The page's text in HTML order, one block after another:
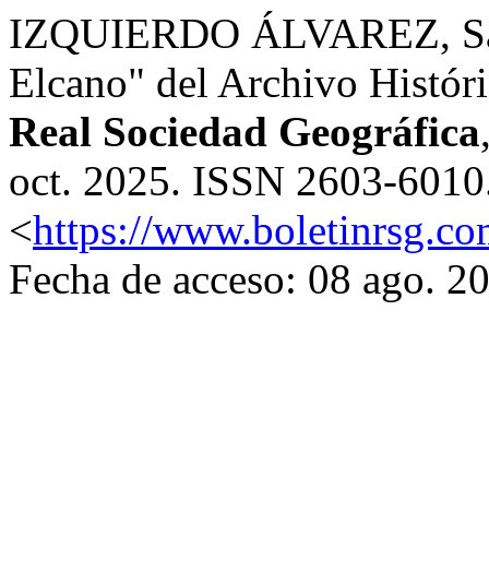
IZQUIERDO ÁLVAREZ,
Elcano" del Archivo
Real Sociedad Geográfica
oct. 2025. ISSN 2603-
<https://
Fecha de acceso: 08 ago.